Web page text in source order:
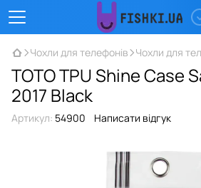
Чохли для телефонів Чохли для
TOTO TPU Shine Case
2017 Black
Артикул: 54900 Написати відгук